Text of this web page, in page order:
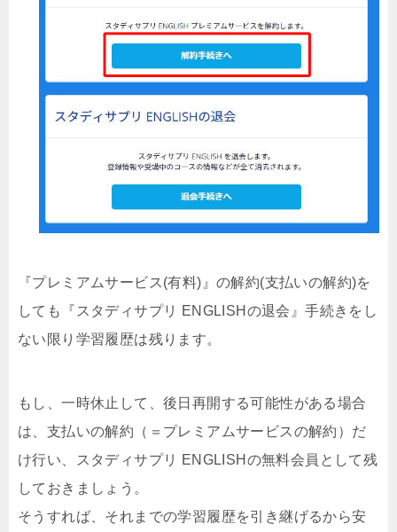
『プレミアムサービス(有料)』の解約(支払いの解約)を
しても『スタディサプリ ENGLISHの退会』手続きをし
ない限り学習履歴は残ります。
もし、一時休止して、後日再開する可能性がある場合
は、支払いの解約（＝プレミアムサービスの解約）だ
け行い、スタディサプリ ENGLISHの無料会員として残
しておきましょう。
そうすれば、それまでの学習履歴を引き継げるから安